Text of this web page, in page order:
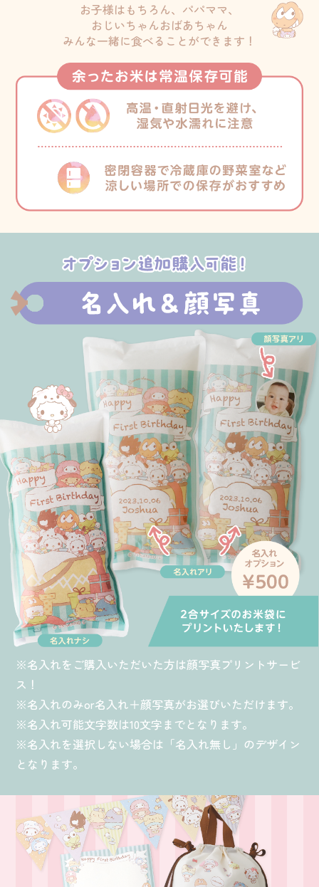
お子様はもちろん、パパママ、
おじいちゃんおばあちゃん
みんな一緒に食べることができます！
※名入れをご購入いただいた方は顔写真プリントサービ
ス！
※名入れのみor名入れ＋顔写真がお選びいただけます。
※名入れ可能文字数は10文字までとなります。
※名入れを選択しない場合は「名入れ無し」のデザイン
となります。